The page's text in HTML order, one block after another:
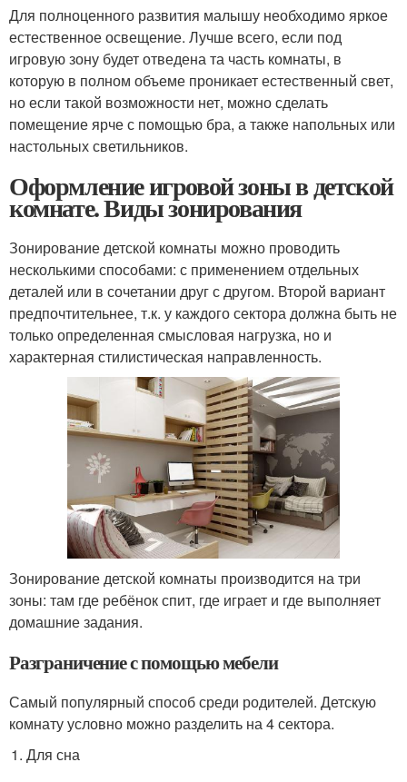
Для полноценного развития малышу необходимо яркое
естественное освещение. Лучше всего, если под
игровую зону будет отведена та часть комнаты, в
которую в полном объеме проникает естественный свет,
но если такой возможности нет, можно сделать
помещение ярче с помощью бра, а также напольных или
настольных светильников.
Оформление игровой зоны в детской
комнате. Виды зонирования
Зонирование детской комнаты можно проводить
несколькими способами: с применением отдельных
деталей или в сочетании друг с другом. Второй вариант
предпочтительнее, т.к. у каждого сектора должна быть не
только определенная смысловая нагрузка, но и
характерная стилистическая направленность.
Зонирование детской комнаты производится на три
зоны: там где ребёнок спит, где играет и где выполняет
домашние задания.
Разграничение с помощью мебели
Самый популярный способ среди родителей. Детскую
комнату условно можно разделить на 4 сектора.
Для сна